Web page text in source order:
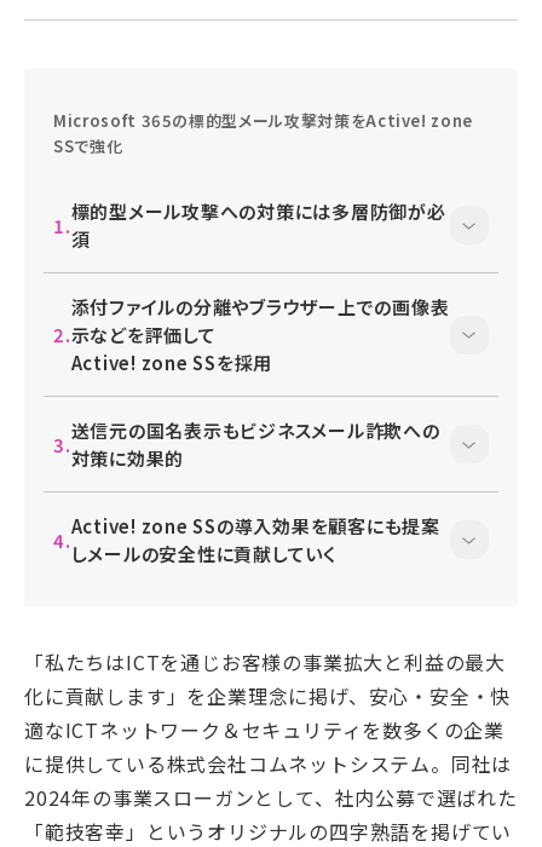
Microsoft 365の標的型メール攻撃対策をActive! zone
SSで強化
標的型メール攻撃への対策には多層防御が必
須
添付ファイルの分離やブラウザー上での画像表
示などを評価して
Active! zone SSを採用
送信元の国名表示もビジネスメール詐欺への
対策に効果的
Active! zone SSの導入効果を顧客にも提案
しメールの安全性に貢献していく
「私たちはICTを通じお客様の事業拡大と利益の最大
化に貢献します」を企業理念に掲げ、安心・安全・快
適なICTネットワーク＆セキュリティを数多くの企業
に提供している株式会社コムネットシステム。同社は
2024年の事業スローガンとして、社内公募で選ばれた
「範技客幸」というオリジナルの四字熟語を掲げてい